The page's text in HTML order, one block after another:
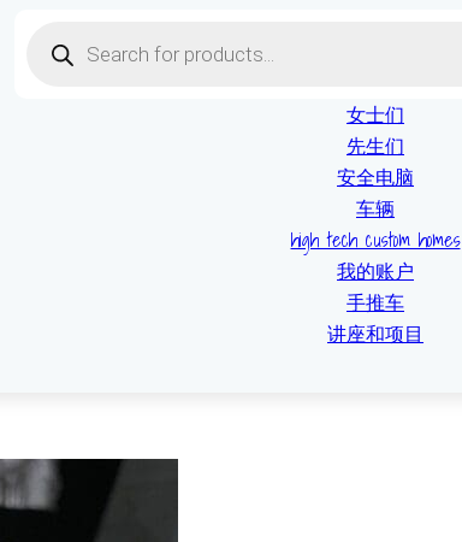
search
女士们
先生们
安全电脑
车辆
high tech custom homes
我的账户
手推车
讲座和项目